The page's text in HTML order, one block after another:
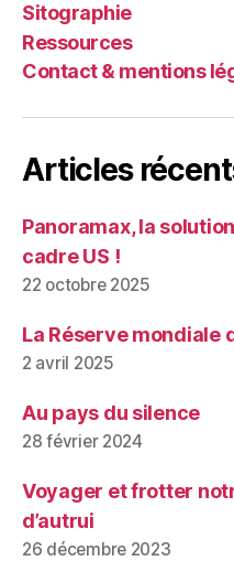
Sitographie
Ressources
Contact & mentions
Articles
Panoramax, la
cadre US !
22 octobre 2025
La Réserve mondiale
2 avril 2025
Au pays du silence
28 février 2024
Voyager et frotter
d’autrui
26 décembre 2023